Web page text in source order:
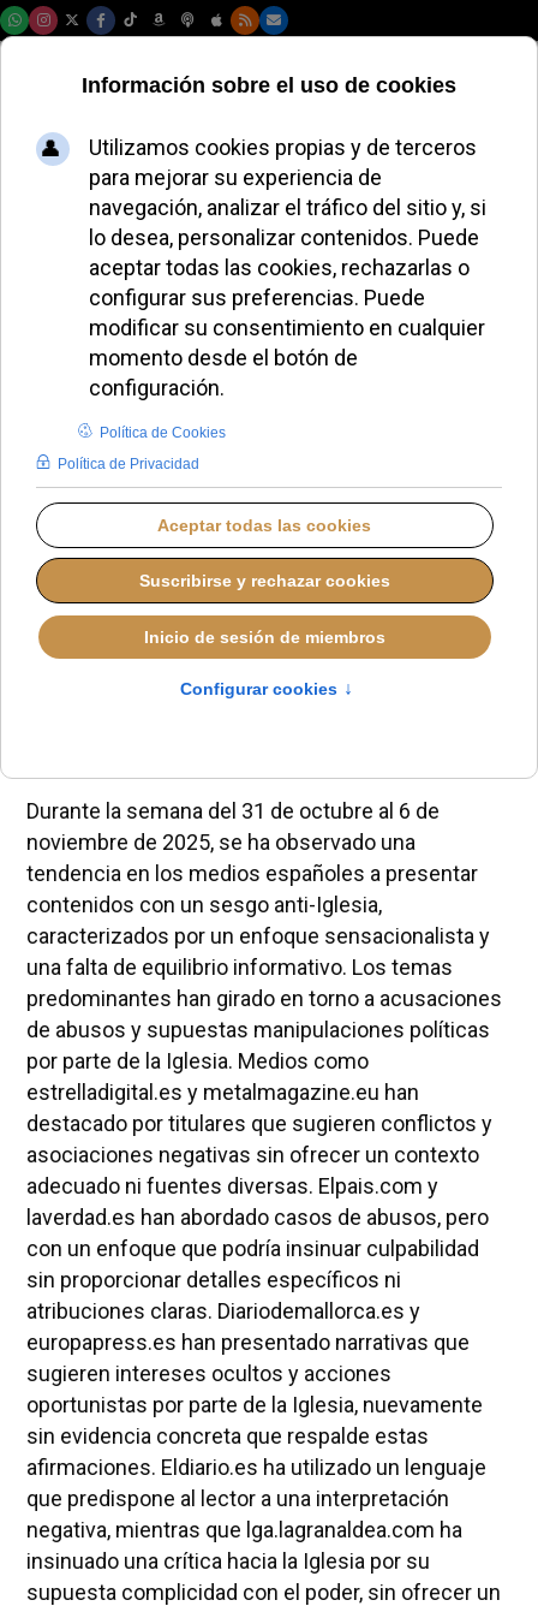
Observatorio contra
la credofobia |
Semana del 31/10 al
06/11
REDACCIÓN
LO QUE OTROS CUENTAN
JUEVES, 06 NOVIEMBRE 2025 07:00
Durante la semana del31al6 de noviembrese han
ochocontenidos en medios digitales,
Durante la semana del 31 de octubre al 6 de
noviembre de 2025, se ha observado una
tendencia en los medios españoles a presentar
contenidos con un sesgo anti-Iglesia,
caracterizados por un enfoque sensacionalista y
una falta de equilibrio informativo. Los temas
predominantes han girado en torno a acusaciones
de abusos y supuestas manipulaciones políticas
por parte de la Iglesia. Medios como
estrelladigital.es y metalmagazine.eu han
destacado por titulares que sugieren conflictos y
asociaciones negativas sin ofrecer un contexto
adecuado ni fuentes diversas. Elpais.com y
laverdad.es han abordado casos de abusos, pero
con un enfoque que podría insinuar culpabilidad
sin proporcionar detalles específicos ni
atribuciones claras. Diariodemallorca.es y
europapress.es han presentado narrativas que
sugieren intereses ocultos y acciones
oportunistas por parte de la Iglesia, nuevamente
sin evidencia concreta que respalde estas
afirmaciones. Eldiario.es ha utilizado un lenguaje
que predispone al lector a una interpretación
negativa, mientras que lga.lagranaldea.com ha
insinuado una crítica hacia la Iglesia por su
supuesta complicidad con el poder, sin ofrecer un